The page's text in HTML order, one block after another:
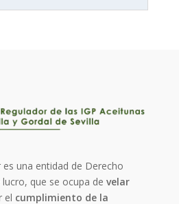
es una entidad de Derecho
lucro, que se ocupa develar
el cumplimiento de la